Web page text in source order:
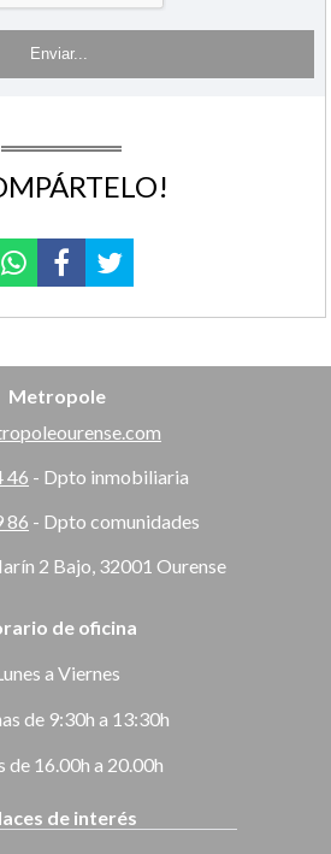
Metropole
46 - Dpto inmobiliaria
86 - Dpto comunidades
2 Bajo, 32001 Ourense
de oficina
a Viernes
de 9:30h a 13:30h
de 16.00h a 20.00h
de interés